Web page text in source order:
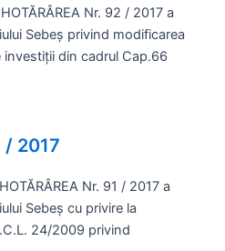
Nr. 92 / 2017 a
Sebeş privind modificarea
din cadrul Cap.66
/ 2017
Nr. 91 / 2017 a
Sebeş cu privire la
24/2009 privind